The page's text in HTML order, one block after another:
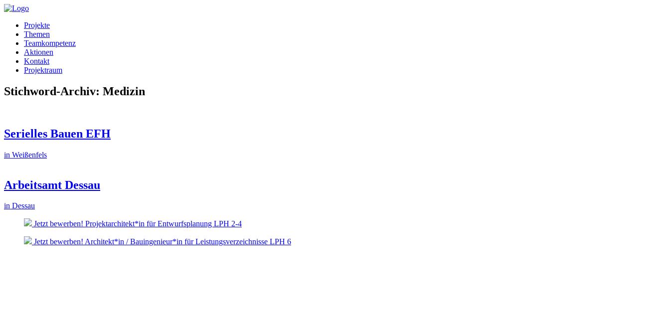
Projekte
Themen
Teamkompetenz
Aktionen
Kontakt
Projektraum
Stichword-Archiv: Medizin
Serielles Bauen EFH
in Weißenfels
Arbeitsamt Dessau
in Dessau
Jetzt bewerben! Projektarchitekt*in für Entwurfsplanung LPH 2-4
Jetzt bewerben! Architekt*in / Bauingenieur*in für Leistungsverzeichnisse LPH 6